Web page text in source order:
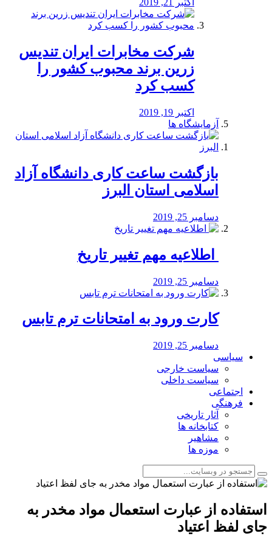
اکتبر 21, 2019
شرکت مخابرات ایران تندیس
زرین برند محبوب کشور را
کسب کرد
اکتبر 19, 2019
آزمایشگاه ها
بازگشت ساعت کاری دانشگاه آزاد
اسلامی استان البرز
دسامبر 25, 2019
️ اطلاعیه مهم تغییر تاریخ
دسامبر 25, 2019
کارت ورود به امتحانات ترم تابس
دسامبر 25, 2019
سیاسی
سیاست خارجی
سیاست داخلی
اجتماعی
فرهنگی
آثار تاریخی
کتابخانه ها
مشاهیر
موزه ها
استفاده از عبارت استعمال مواد مخدر به
جای لفظ اعتیاد